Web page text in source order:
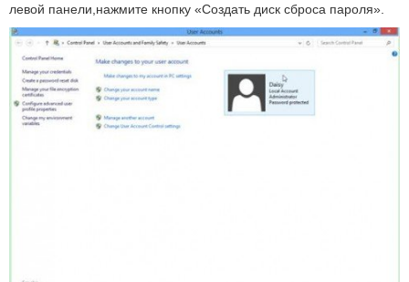
левой панели,нажмите кнопку «Создать диск сброса пароля».